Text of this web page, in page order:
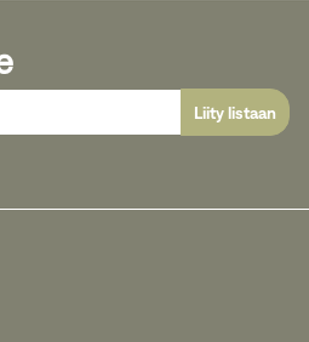
Liity listaan